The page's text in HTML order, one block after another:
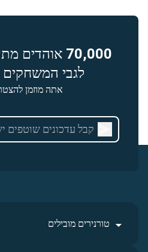
70,000 אוהדים
לגבי המשחקים
אתה מוזמן
טורנירים מובילים